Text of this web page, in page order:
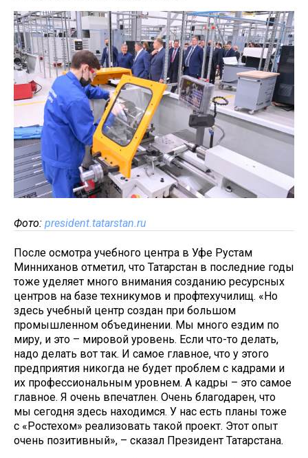
Фото: president.tatarstan.ru
После осмотра учебного центра в Уфе Рустам
Минниханов отметил, что Татарстан в последние годы
тоже уделяет много внимания созданию ресурсных
центров на базе техникумов и профтехучилищ. «Но
здесь учебный центр создан при большом
промышленном объединении. Мы много ездим по
миру, и это – мировой уровень. Если что-то делать,
надо делать вот так. И самое главное, что у этого
предприятия никогда не будет проблем с кадрами и
их профессиональным уровнем. А кадры – это самое
главное. Я очень впечатлен. Очень благодарен, что
мы сегодня здесь находимся. У нас есть планы тоже
с «Ростехом» реализовать такой проект. Этот опыт
очень позитивный», – сказал Президент Татарстана.